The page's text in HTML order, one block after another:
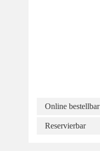
Online bestellbar
Reservierbar